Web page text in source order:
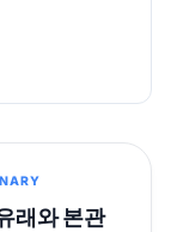
래와 본관